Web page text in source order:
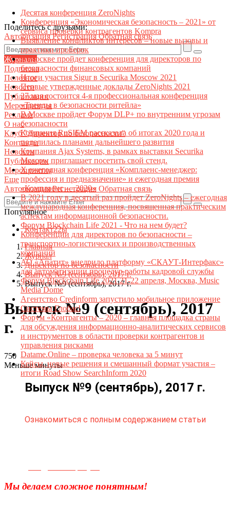
Поделитесь с друзьями:
АвторизацияРегистрацияОбратная связь
Журналы
Подписка
Полезное
Новости
Публикации
Мероприятия
Реклама
О нас
Клуб "Директор по безопасности"
Контакты
Новости
Публикации
Мероприятия
Еще
АвторизацияРегистрация Обратная связь
Популярное
Десятая конференция ZeroNights
Конференция «Экономическая безопасность – 2021» от
сервиса проверки контрагентов Kompra
Выявление конфликтов интересов – новые вызовы и
практики проверок
В Москве пройдет конференция для директоров по
безопасности финансовых компаний
Итоги участия Sigur в Securika Moscow 2021
Первые утвержденные доклады ZeroNights 2021
27 мая состоится 4-я профессиональная конференция
«Тренды в безопасности ритейла»
В Москве пройдет Форум DLP+ по внутренним угрозам
безопасности
Компания RuSIEM рассказала об итогах 2020 года и
поделилась планами дальнейшего развития
Компания Ajax Systems, в рамках выставки Securika
Moscow приглашает посетить свой стенд.
X ежегодная конференция «Комплаенс-менеджер:
профессия и предназначение» и ежегодная премия
«Комплаенс — 2020»
В 2021 году в десятый раз пройдет ZeroNights – ежегодная
международная конференция, посвященная практическим
аспектам информационной безопасности.
Форум Blockchain Life 2021 - Что на нем будет?
Конференции для директоров по безопасности –
транспортно-логистических и производственных
компаний
АО «Апатит» внедрило платформу «СКАУТ-Интерфакс»
для автоматизации процедур работы кадровой службы
Форум Blockchain Life 2021 21-22 апреля, Москва, Music
Media Dome
Агентство Credinform запустило мобильное приложение
Системы Глобас!
Форум «Контрагенты – 2020 – главная площадка страны
для обсуждения информационно-аналитических сервисов
и инструментов в области проверки контрагентов и
управления рисками
Datame.Online – проверка человека за 5 минут
Кейсы, новые решения и смешанный формат участия –
итоги Road Show SearchInform 2020
Контакт22ы
Главная
Журнал
Директор по безопасности
Выпуск №9 (сентябрь), 2017 г.
Выпуск №9 (сентябрь), 2017 г.
Выпуск №9 (сентябрь), 2017
г.
750
Меньше минуты
Выпуск №9 (сентябрь), 2017 г.
Ознакомиться с полным содержанием статьи
Мы делаем сложное понятным!